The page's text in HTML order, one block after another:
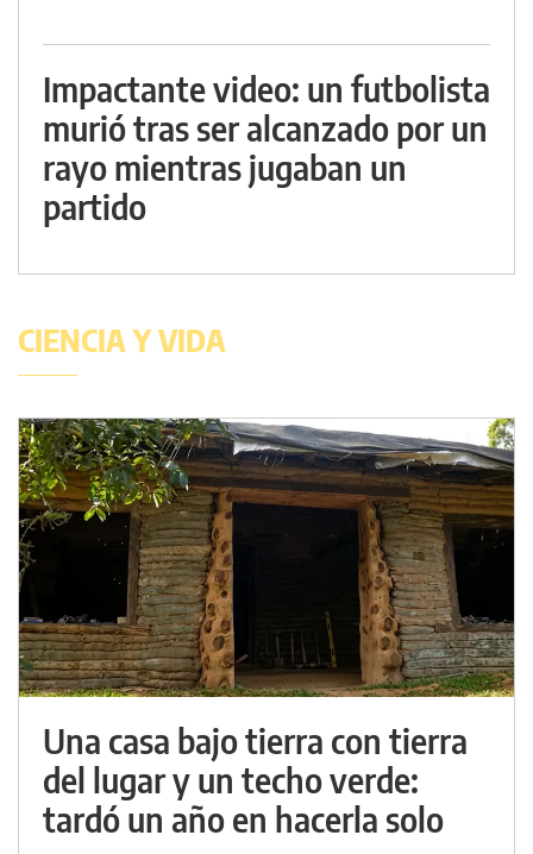
Impactante video: un futbolista
murió tras ser alcanzado por un
rayo mientras jugaban un
partido
CIENCIA Y VIDA
Una casa bajo tierra con tierra
del lugar y un techo verde:
tardó un año en hacerla solo